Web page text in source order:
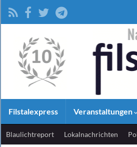
Filstalexpress Veranstaltungen
Blaulichtreport Lokalnachrichten